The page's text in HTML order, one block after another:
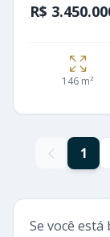
R$
146 m²
1
Se você